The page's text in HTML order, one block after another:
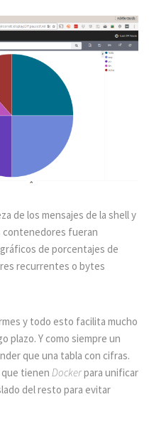
de los mensajes de la shell y
contenedores fueran
de porcentajes de
recurrentes o bytes
y todo esto facilita mucho
plazo. Y como siempre un
que una tabla con cifras.
que tienen Dockerpara unificar
del resto para evitar